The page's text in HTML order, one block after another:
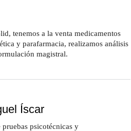
tenemos a la venta medicamentos
y parafarmacia, realizamos análisis
magistral.
Íscar
psicotécnicas y